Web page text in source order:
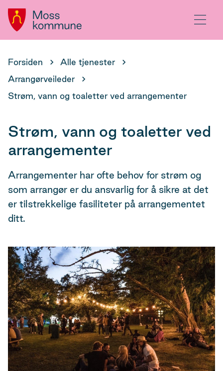
Hovedportal Meny
Du
her:
Forsiden
Alle tjenester
Arrangørveileder
Strøm, vann og toaletter ved arrangementer
Strøm, vann og toaletter ved
arrangementer
Arrangementer har ofte behov for strøm og
som arrangør er du ansvarlig for å sikre at det
er tilstrekkelige fasiliteter på arrangementet
ditt.